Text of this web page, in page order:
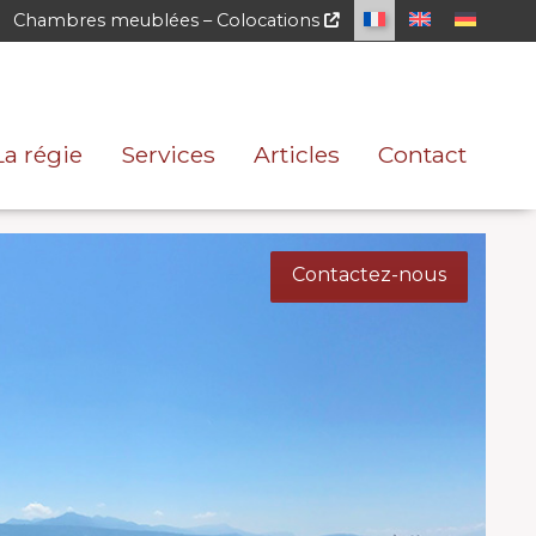
Chambres meublées – Colocations
régie Services Articles Contact
Contactez-nous